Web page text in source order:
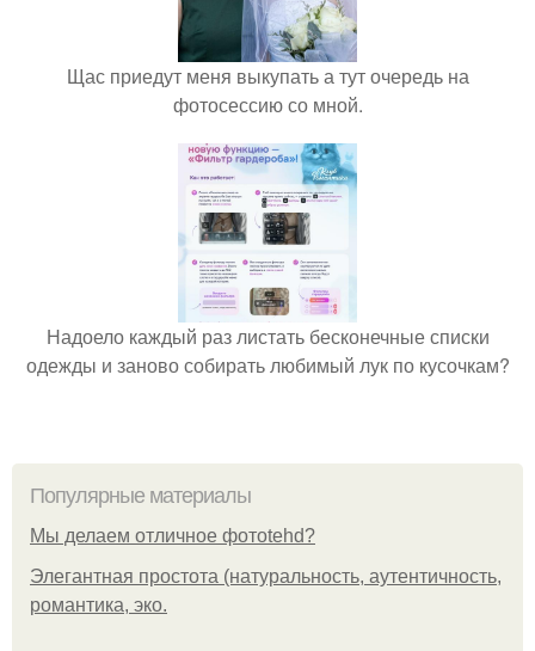
Щас приедут меня выкупать а тут очередь на
фотосессию со мной.
Надоело каждый раз листать бесконечные списки
одежды и заново собирать любимый лук по кусочкам?
Популярные материалы
Мы делаем отличное фотоtehd?
Элегантная простота (натуральность, аутентичность,
романтика, эко.